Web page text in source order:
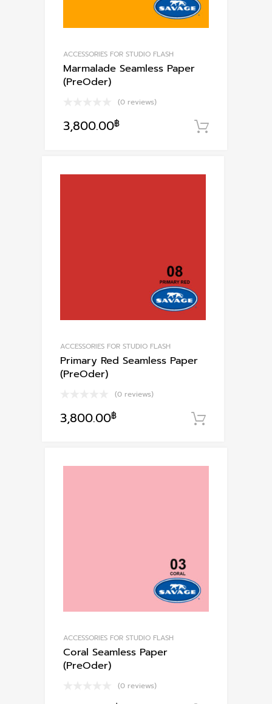
ACCESSORIES FOR STUDIO FLASH
Marmalade Seamless Paper
(PreOder)
(0 reviews)
3,800.00฿
ACCESSORIES FOR STUDIO FLASH
Primary Red Seamless Paper
(PreOder)
(0 reviews)
3,800.00฿
ACCESSORIES FOR STUDIO FLASH
Coral Seamless Paper
(PreOder)
(0 reviews)